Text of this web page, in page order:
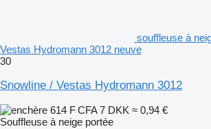
souffleuse à
Vestas Hydromann 3012 neuve
30
Snowline / Vestas Hydromann 3012
614 F CFA7 DKK ≈ 0,94 €
Souffleuse à neige portée